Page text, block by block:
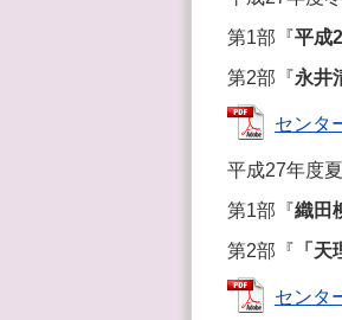
第1部『平成
第2部『永井
センタ
平成27年度
第1部『織田
第2部『 「
センタ